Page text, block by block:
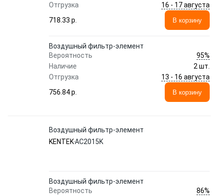
Отгрузка
16 - 17 августа
718.33 p.
В корзину
Воздушный фильтр-элемент
Вероятность
95%
Наличие
2 шт.
Отгрузка
13 - 16 августа
756.84 p.
В корзину
Воздушный фильтр-элемент
KENTEKAC2015K
Воздушный фильтр-элемент
Вероятность
86%